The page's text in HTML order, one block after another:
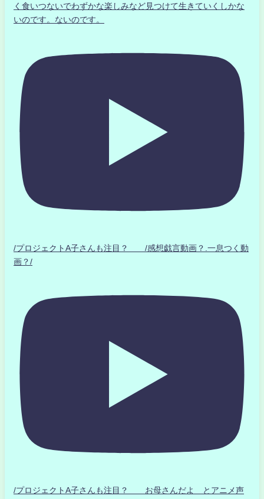
く食いつないでわずかな楽しみなど見つけて生きていくしかな
いのです。ないのです。
/プロジェクトA子さんも注目？ /感想戯言動画？.一息つく動
画？/
/プロジェクトA子さんも注目？ お母さんだよ とアニメ声